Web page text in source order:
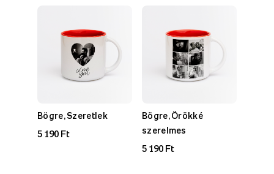
Bögre, Szeretlek
5 190 Ft
Bögre, Örökké
szerelmes
5 190 Ft